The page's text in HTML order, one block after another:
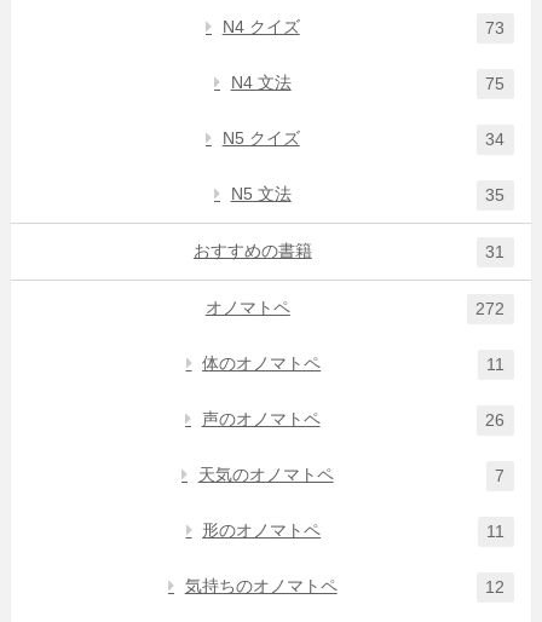
N4 クイズ 73
N4 文法 75
N5 クイズ 34
N5 文法 35
おすすめの書籍 31
オノマトペ 272
体のオノマトペ 11
声のオノマトペ 26
天気のオノマトペ 7
形のオノマトペ 11
気持ちのオノマトペ 12